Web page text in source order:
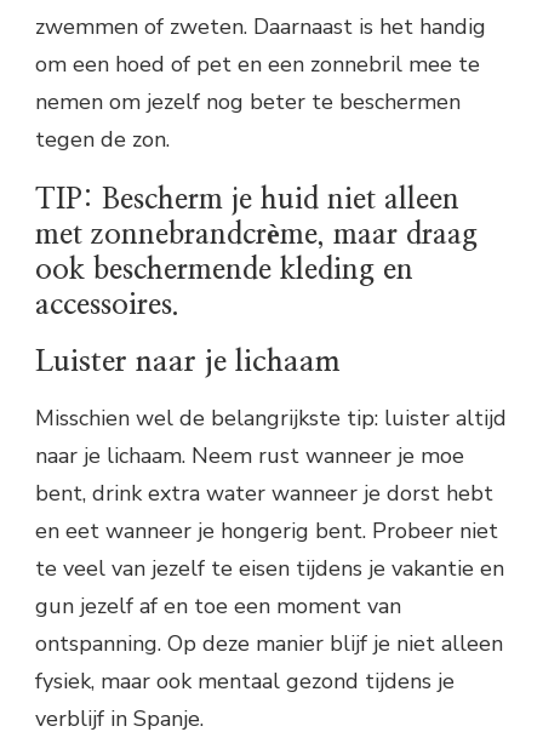
zwemmen of zweten. Daarnaast is het handig
om een hoed of pet en een zonnebril mee te
nemen om jezelf nog beter te beschermen
tegen de zon.
TIP: Bescherm je huid niet alleen
met zonnebrandcrème, maar draag
ook beschermende kleding en
accessoires.
Luister naar je lichaam
Misschien wel de belangrijkste tip: luister altijd
naar je lichaam. Neem rust wanneer je moe
bent, drink extra water wanneer je dorst hebt
en eet wanneer je hongerig bent. Probeer niet
te veel van jezelf te eisen tijdens je vakantie en
gun jezelf af en toe een moment van
ontspanning. Op deze manier blijf je niet alleen
fysiek, maar ook mentaal gezond tijdens je
verblijf in Spanje.